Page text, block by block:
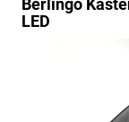
Berlingo
LED